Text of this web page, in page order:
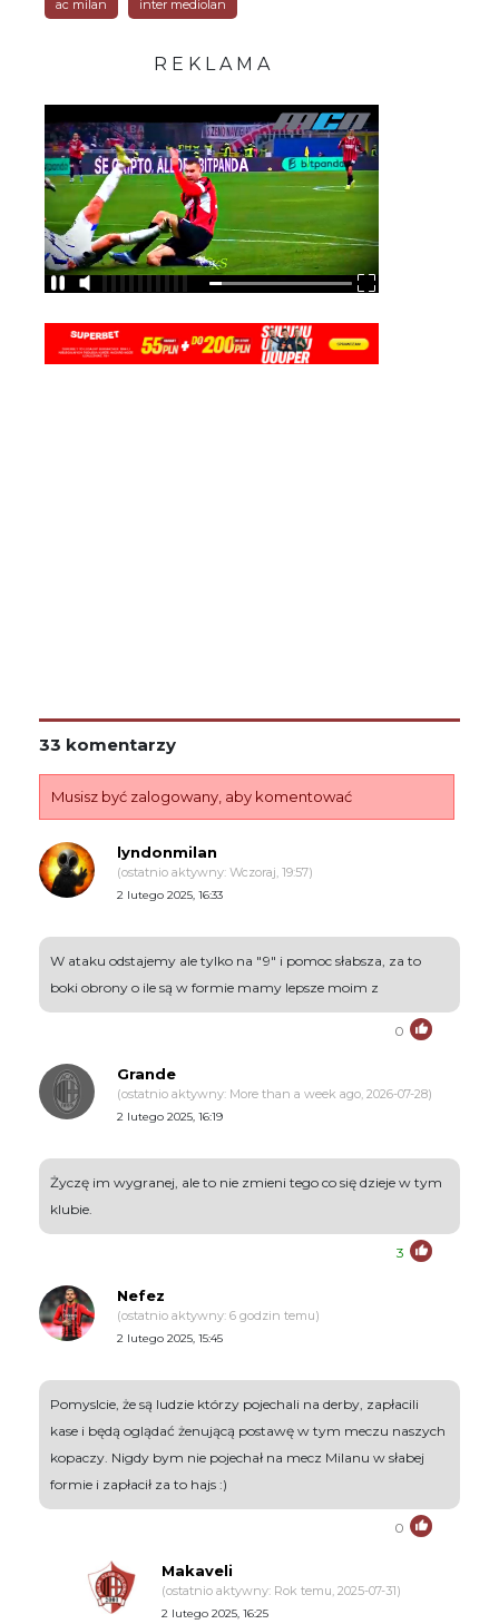
ac milan inter mediolan
R E K L A M A
33 komentarzy
Musisz być zalogowany, aby komentować
lyndonmilan
(ostatnio aktywny: Wczoraj, 19:57)
2 lutego 2025, 16:33
W ataku odstajemy ale tylko na "9" i pomoc słabsza, za to
boki obrony o ile są w formie mamy lepsze moim z
0
Grande
(ostatnio aktywny: More than a week ago, 2026-07-28)
2 lutego 2025, 16:19
Życzę im wygranej, ale to nie zmieni tego co się dzieje w tym
klubie.
3
Nefez
(ostatnio aktywny: 6 godzin temu)
2 lutego 2025, 15:45
Pomyslcie, że są ludzie którzy pojechali na derby, zapłacili
kase i będą oglądać żenującą postawę w tym meczu naszych
kopaczy. Nigdy bym nie pojechał na mecz Milanu w słabej
formie i zapłacił za to hajs :)
0
Makaveli
(ostatnio aktywny: Rok temu, 2025-07-31)
2 lutego 2025, 16:25